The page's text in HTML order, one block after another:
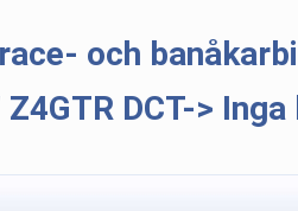
och
Z4GTR DCT->